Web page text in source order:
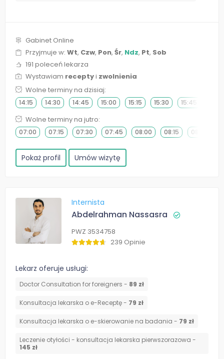
Gabinet Online
Przyjmuje w: Wt, Czw, Pon, Śr, Ndz, Pt, Sob
191 poleceń lekarza
Wystawiam receptyi zwolnienia
Wolne terminy na dzisiaj:
14:15 14:30 14:45 15:00 15:15 15:30 15:45
Wolne terminy na jutro:
07:00 07:15 07:30 07:45 08:00 08:15 08:30
Pokaż profil Umów wizytę
Internista
Abdelrahman Nassasra
PWZ 3534758
239 Opinie
Lekarz oferuje usługi:
Doctor Consultation for foreigners - 89 zł
Konsultacja lekarska o e-Receptę - 79 zł
Konsultacja lekarska o e-skierowanie na badania - 79 zł
Leczenie otyłości - konsultacja lekarska pierwszorazowa -
145 zł